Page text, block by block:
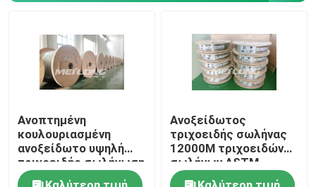
Ανοπτημένη
κουλουριασμένη
ανοξείδωτο υψηλή
τριχοειδής σωλήνωση
τομέα του αερίου
Ανοξείδωτος
τριχοειδής σωλήνας
12000M τριχοειδών
σωλήνων ASTM
ανοξείδωτος που